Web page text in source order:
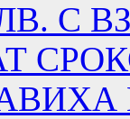
С